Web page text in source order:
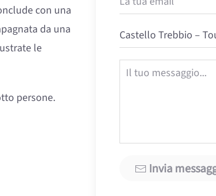
con una
da una
le
persone.
Invia